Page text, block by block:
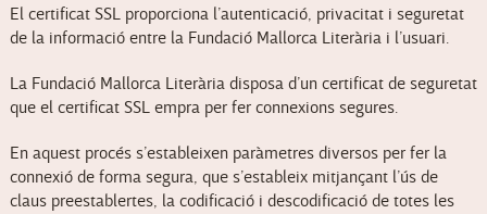
El certificat SSL proporciona l’autenticació, privacitat i seguretat
de la informació entre la Fundació Mallorca Literària i l’usuari.
La Fundació Mallorca Literària disposa d’un certificat de seguretat
que el certificat SSL empra per fer connexions segures.
En aquest procés s’estableixen paràmetres diversos per fer la
connexió de forma segura, que s’estableix mitjançant l’ús de
claus preestablertes, la codificació i descodificació de totes les